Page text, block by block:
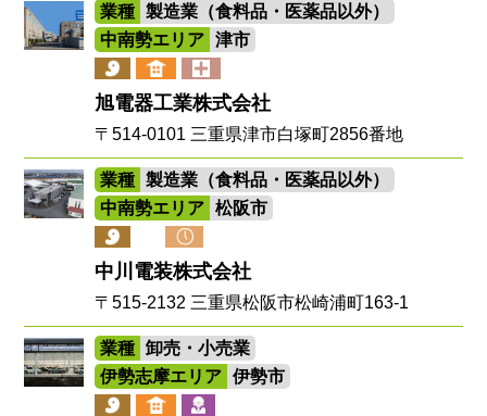
業種
製造業（食料品・医薬品以外）
中南勢エリア
津市
旭電器工業株式会社
〒514-0101 三重県津市白塚町2856番地
業種
製造業（食料品・医薬品以外）
中南勢エリア
松阪市
中川電装株式会社
〒515-2132 三重県松阪市松崎浦町163-1
業種
卸売・小売業
伊勢志摩エリア
伊勢市